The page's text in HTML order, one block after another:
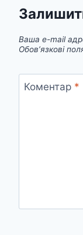
Ваша e-mail
Обов’язкові
Коментар *